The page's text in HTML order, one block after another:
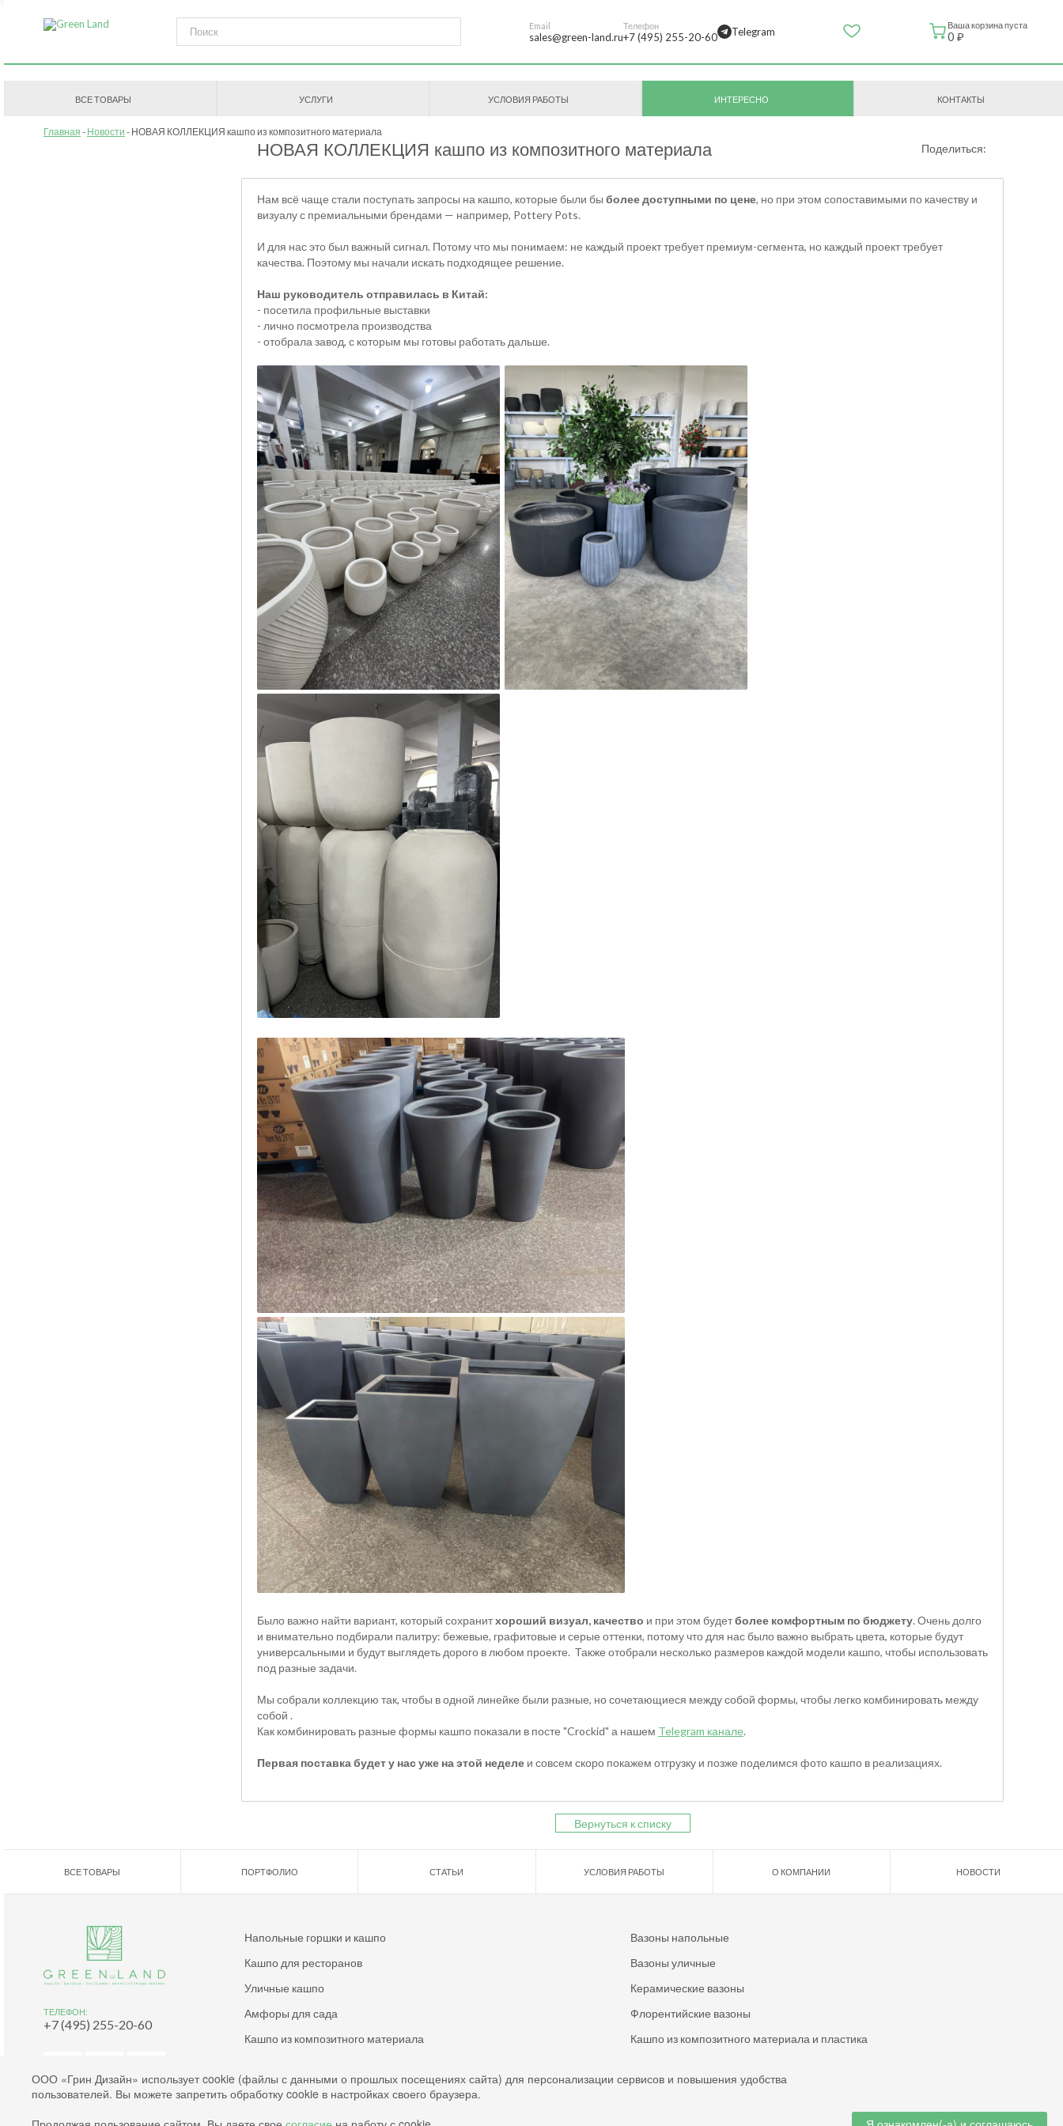
Email
sales@green-land.ru
Телефон
+7 (495) 255-20-60 Telegram Ваша корзина пуста
0 ₽
ВСЕ ТОВАРЫ УСЛУГИ УСЛОВИЯ РАБОТЫ ИНТЕРЕСНО КОНТАКТЫ
Главная Новости НОВАЯ КОЛЛЕКЦИЯ кашпо из композитного материала
Поделиться:
НОВАЯ КОЛЛЕКЦИЯ кашпо из композитного материала
Нам всё чаще стали поступать запросы на кашпо, которые были бы более доступными по цене, но при этом сопоставимыми по качеству и
визуалу с премиальными брендами — например, Pottery Pots.
И для нас это был важный сигнал. Потому что мы понимаем: не каждый проект требует премиум-сегмента, но каждый проект требует
качества. Поэтому мы начали искать подходящее решение.
Наш руководитель отправилась в Китай:
- посетила профильные выставки
- лично посмотрела производства
- отобрала завод, с которым мы готовы работать дальше.
Было важно найти вариант, который сохранитхороший визуал, качество и при этом будетболее комфортным по бюджету. Очень долго
и внимательно подбирали палитру: бежевые, графитовые и серые оттенки, потому что для нас было важно выбрать цвета, которые будут
универсальными и будут выглядеть дорого в любом проекте. Также отобрали несколько размеров каждой модели кашпо, чтобы использовать
под разные задачи.
Мы собрали коллекцию так, чтобы в одной линейке были разные, но сочетающиеся между собой формы, чтобы легко комбинировать между
собой .
Как комбинировать разные формы кашпо показали в посте "Crockid" а нашем Telegram канале.
Первая поставка будет у нас уже на этой неделе и совсем скоро покажем отгрузку и позже поделимся фото кашпо в реализациях.
Вернуться к списку
ВСЕ ТОВАРЫ ПОРТФОЛИО СТАТЬИ УСЛОВИЯ РАБОТЫ О КОМПАНИИ НОВОСТИ
ТЕЛЕФОН:
+7 (495) 255-20-60
Напольные горшки и кашпо
Вазоны напольные
Кашпо для ресторанов
Вазоны уличные
Уличные кашпо
Керамические вазоны
Амфоры для сада
Флорентийские вазоны
Кашпо из композитного материала
Кашпо из композитного материала и пластика
Согласие на обработку персональных данных
ООО «Грин Дизайн» использует cookie (файлы с данными о прошлых посещениях сайта) для персонализации сервисов и повышения удобства
пользователей. Вы можете запретить обработку cookie в настройках своего браузера.